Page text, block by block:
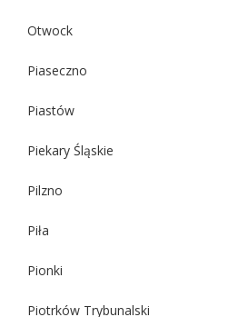
Otwock
Piaseczno
Piastów
Piekary Śląskie
Pilzno
Piła
Pionki
Piotrków Trybunalski